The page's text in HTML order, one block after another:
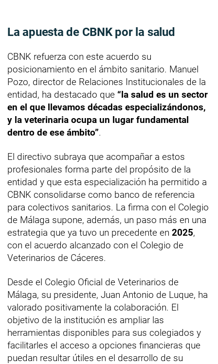
La apuesta de CBNK por la salud
CBNK refuerza con este acuerdo su
posicionamiento en el ámbito sanitario. Manuel
Pozo, director de Relaciones Institucionales de la
entidad, ha destacado que “la salud es un sector
en el que llevamos décadas especializándonos,
y la veterinaria ocupa un lugar fundamental
dentro de ese ámbito”.
El directivo subraya que acompañar a estos
profesionales forma parte del propósito de la
entidad y que esta especialización ha permitido a
CBNK consolidarse como banco de referencia
para colectivos sanitarios. La firma con el Colegio
de Málaga supone, además, un paso más en una
estrategia que ya tuvo un precedente en 2025,
con el acuerdo alcanzado con el Colegio de
Veterinarios de Cáceres.
Desde el Colegio Oficial de Veterinarios de
Málaga, su presidente, Juan Antonio de Luque, ha
valorado positivamente la colaboración. El
objetivo de la institución es ampliar las
herramientas disponibles para sus colegiados y
facilitarles el acceso a opciones financieras que
puedan resultar útiles en el desarrollo de su